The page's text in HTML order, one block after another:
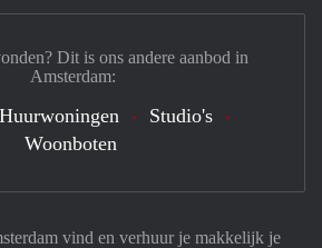
vind en verhuur je makkelijk je
Dit is ons andere aanbod in
Amsterdam:
Huurwoningen
Studio's
Woonboten